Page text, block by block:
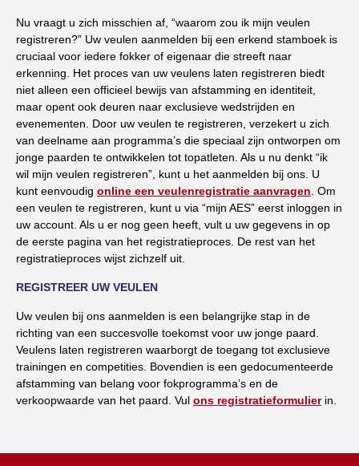
Nu vraagt u zich misschien af, “waarom zou ik mijn veulen
registreren?” Uw veulen aanmelden bij een erkend stamboek is
cruciaal voor iedere fokker of eigenaar die streeft naar
erkenning. Het proces van uw veulens laten registreren biedt
niet alleen een officieel bewijs van afstamming en identiteit,
maar opent ook deuren naar exclusieve wedstrijden en
evenementen. Door uw veulen te registreren, verzekert u zich
van deelname aan programma’s die speciaal zijn ontworpen om
jonge paarden te ontwikkelen tot topatleten. Als u nu denkt “ik
wil mijn veulen registreren”, kunt u het aanmelden bij ons. U
kunt eenvoudig online een veulenregistratie aanvragen . Om
een veulen te registreren, kunt u via “mijn AES” eerst inloggen in
uw account. Als u er nog geen heeft, vult u uw gegevens in op
de eerste pagina van het registratieproces. De rest van het
registratieproces wijst zichzelf uit.
REGISTREER UW VEULEN
Uw veulen bij ons aanmelden is een belangrijke stap in de
richting van een succesvolle toekomst voor uw jonge paard.
Veulens laten registreren waarborgt de toegang tot exclusieve
trainingen en competities. Bovendien is een gedocumenteerde
afstamming van belang voor fokprogramma’s en de
verkoopwaarde van het paard. Vul ons registratieformulierin.